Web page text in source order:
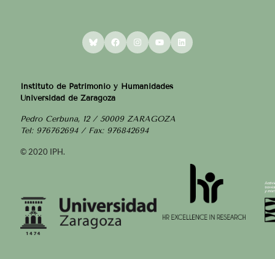
BlueskyFacebookInstagram
YouTubeLinkedIn
Instituto de Patrimonio y Humanidades
Universidad de Zaragoza
Pedro Cerbuna, 12 / 50009 ZARAGOZA
Tel: 976762694 / Fax: 976842694
© 2020 IPH.